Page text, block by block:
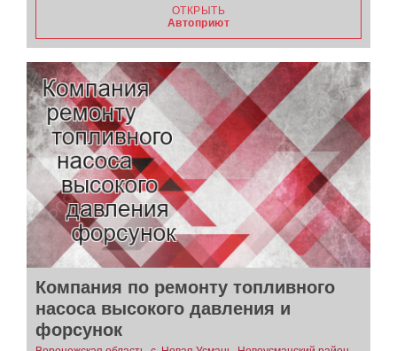
ОТКРЫТЬ
Автоприют
Компания по ремонту топливного
насоса высокого давления и
форсунок